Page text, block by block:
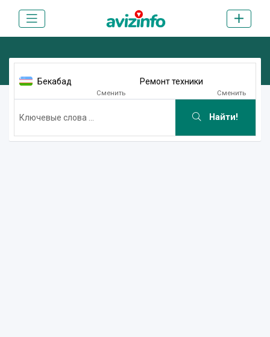
Бекабад
Сменить
Ремонт техники
Сменить
Найти!